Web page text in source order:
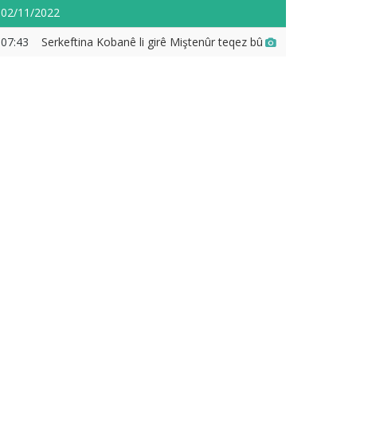
02/11/2022
07:43
Serkeftina Kobanê li girê Miştenûr teqez bû